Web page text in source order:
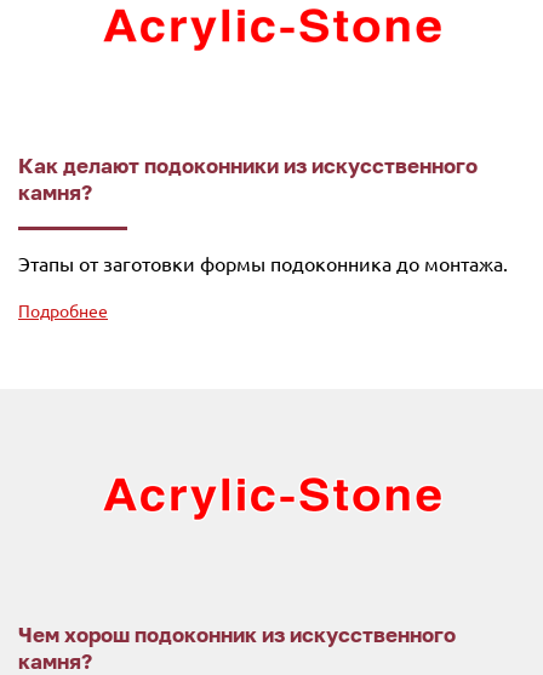
Как делают подоконники из искусственного
камня?
Этапы от заготовки формы подоконника до монтажа.
Подробнее
Чем хорош подоконник из искусственного
камня?